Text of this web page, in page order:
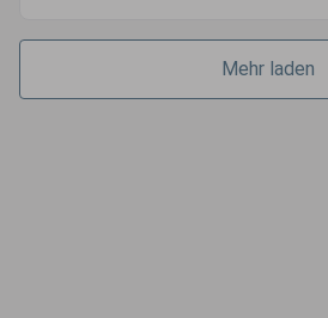
Mehr laden